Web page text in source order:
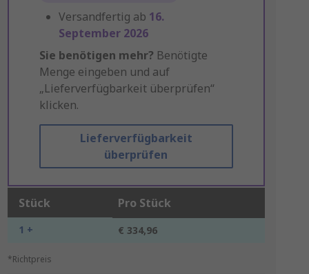
Versandfertig ab 16.
September 2026
Sie benötigen mehr? Benötigte
Menge eingeben und auf
„Lieferverfügbarkeit überprüfen“
klicken.
Lieferverfügbarkeit
überprüfen
Stück Pro Stück
1 + € 334,96
*Richtpreis